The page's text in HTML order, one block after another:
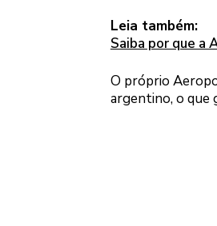
Leia também:
Saiba por que a
O próprio
argentino, o que